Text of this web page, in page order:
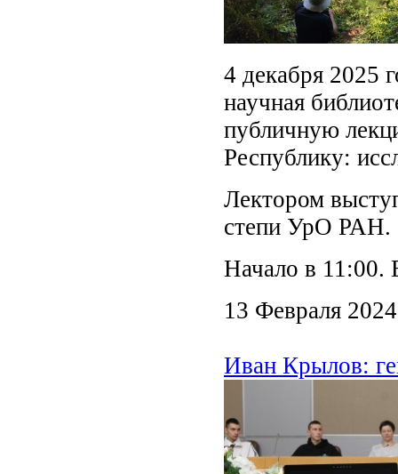
4 декабря 2025
научная
публичную
Республику:
Лектором
степи УрО РАН.
Начало в 11:00.
13 Февраля 2024
Иван Крылов: